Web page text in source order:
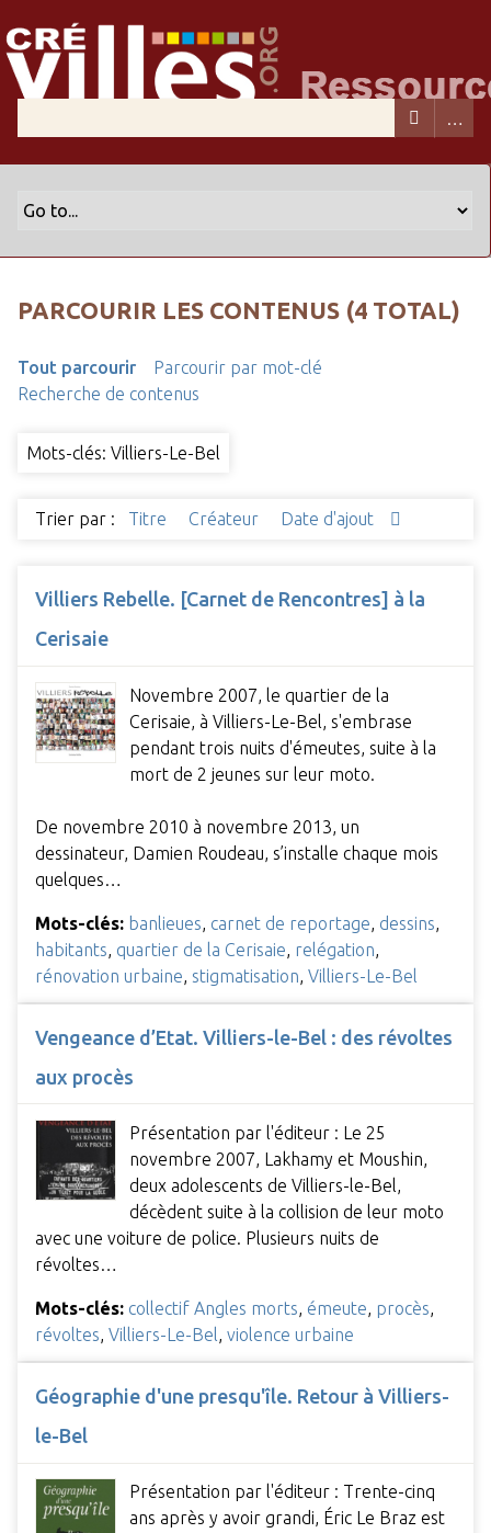
PARCOURIR LES CONTENUS (4 TOTAL)
Tout parcourir
Parcourir par mot-clé
Recherche de contenus
Mots-clés: Villiers-Le-Bel
Trier par : Titre Créateur Date d'ajout
Villiers Rebelle. [Carnet de Rencontres] à la
Cerisaie
Novembre 2007, le quartier de la
Cerisaie, à Villiers-Le-Bel, s'embrase
pendant trois nuits d'émeutes, suite à la
mort de 2 jeunes sur leur moto.
De novembre 2010 à novembre 2013, un
dessinateur, Damien Roudeau, s’installe chaque mois
quelques…
Mots-clés: banlieues carnet de reportage dessins
habitants quartier de la Cerisaie relégation
rénovation urbaine stigmatisation Villiers-Le-Bel
Vengeance d’Etat. Villiers-le-Bel : des révoltes
aux procès
Présentation par l'éditeur : Le 25
novembre 2007, Lakhamy et Moushin,
deux adolescents de Villiers-le-Bel,
décèdent suite à la collision de leur moto
avec une voiture de police. Plusieurs nuits de
révoltes…
Mots-clés: collectif Angles morts, émeute, procès,
révoltes, Villiers-Le-Bel, violence urbaine
Géographie d'une presqu'île. Retour à Villiers-
le-Bel
Présentation par l'éditeur : Trente-cinq
ans après y avoir grandi, Éric Le Braz est